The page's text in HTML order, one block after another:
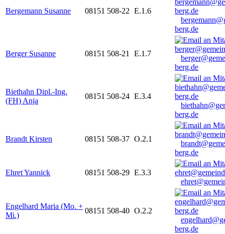
Bergemann Susanne 08151 508-22 E.1.6
berg.de
Berger Susanne 08151 508-21 E.1.7
berg.de
Biethahn Dipl.-Ing.
(FH) Anja
08151 508-24 E.3.4
berg.de
Brandt Kirsten 08151 508-37 O.2.1
berg.de
Ehret Yannick 08151 508-29 E.3.3
Engelhard Maria (Mo. +
Mi.)
08151 508-40 O.2.2
berg.de